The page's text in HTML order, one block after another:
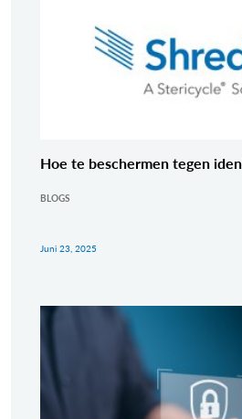
Hoe te beschermen tegen
BLOGS
Juni 23, 2025